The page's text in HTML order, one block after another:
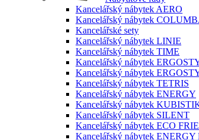
Kancelářský nábytek AERO
Kancelářský nábytek
Kancelářské sety
Kancelářský nábytek LINIE
Kancelářský nábytek TIME
Kancelářský nábytek
Kancelářský nábytek
Kancelářský nábytek TETRIS
Kancelářský nábytek ENERGY
Kancelářský nábytek
Kancelářský nábytek SILENT
Kancelářský nábytek ECO
Kancelářský nábytek